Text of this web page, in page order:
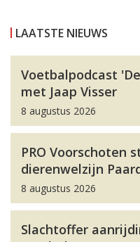
LAATSTE NIEUWS
Voetbalpodcast
met Jaap Visser
8 augustus 2026
PRO Voorschoten
dierenwelzijn
8 augustus 2026
Slachtoffer